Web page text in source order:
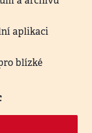
aplikaci
blízké